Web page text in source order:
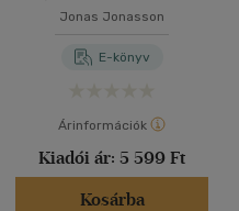
Jonas Jonasson
E-könyv
Árinformációk
Kiadói ár: 5 599 Ft
Kosárba